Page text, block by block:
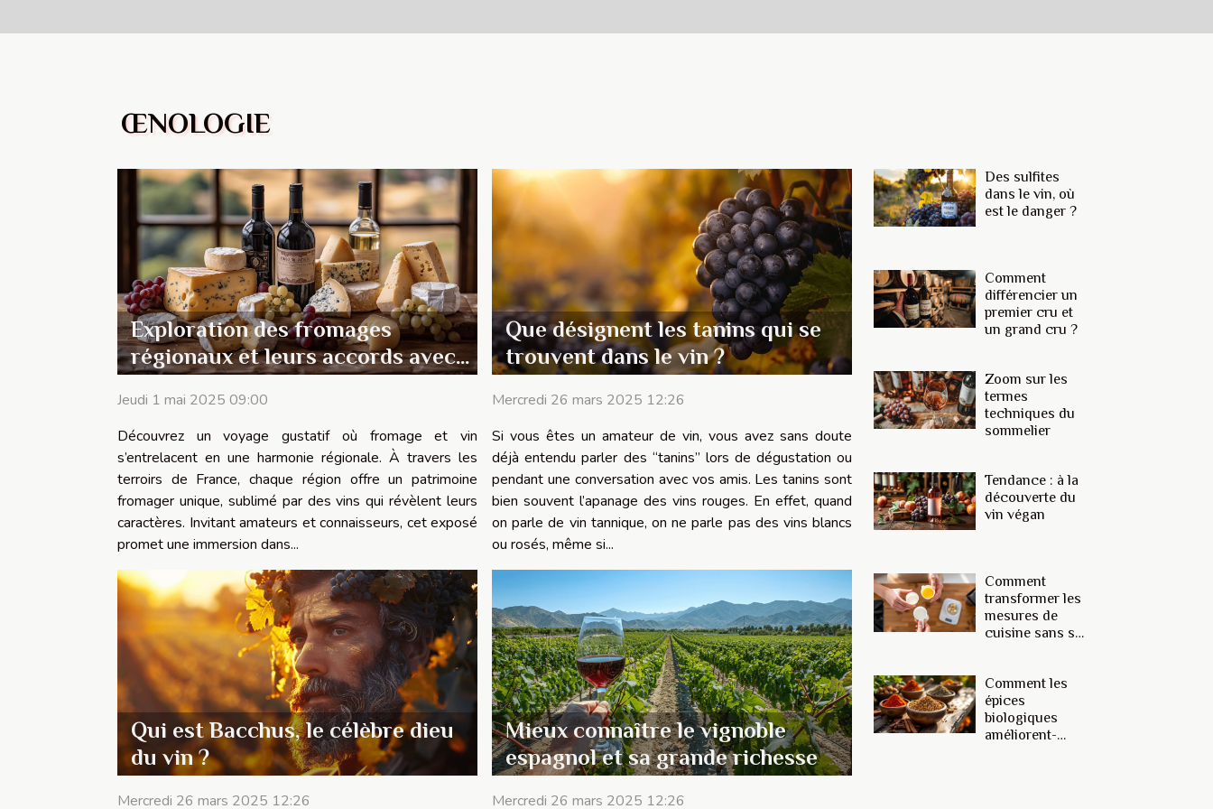
ŒNOLOGIE
Exploration des fromages
régionaux et leurs accords avec
les vins locaux
Jeudi 1 mai 2025 09:00
Découvrez un voyage gustatif où fromage et vin
s’entrelacent en une harmonie régionale. À travers les
terroirs de France, chaque région offre un patrimoine
fromager unique, sublimé par des vins qui révèlent leurs
caractères. Invitant amateurs et connaisseurs, cet exposé
promet une immersion dans...
Que désignent les tanins qui se
trouvent dans le vin ?
Mercredi 26 mars 2025 12:26
Si vous êtes un amateur de vin, vous avez sans doute
déjà entendu parler des “tanins” lors de dégustation ou
pendant une conversation avec vos amis. Les tanins sont
bien souvent l’apanage des vins rouges. En effet, quand
on parle de vin tannique, on ne parle pas des vins blancs
ou rosés, même si...
Qui est Bacchus, le célèbre dieu
du vin ?
Mercredi 26 mars 2025 12:26
Mieux connaître le vignoble
espagnol et sa grande richesse
Mercredi 26 mars 2025 12:26
Des sulfites
dans le vin, où
est le danger ?
Comment
différencier un
premier cru et
un grand cru ?
Zoom sur les
termes
techniques du
sommelier
Tendance : à la
découverte du
vin végan
Comment
transformer les
mesures de
cuisine sans se
Comment les
épices
biologiques
améliorent-